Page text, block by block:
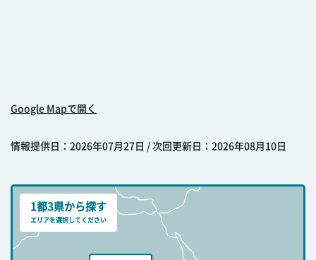
Google Mapで開く
情報提供日：2026年07月27日 / 次回更新日：2026年08月10日
1都3県から探す
エリアを選択してください